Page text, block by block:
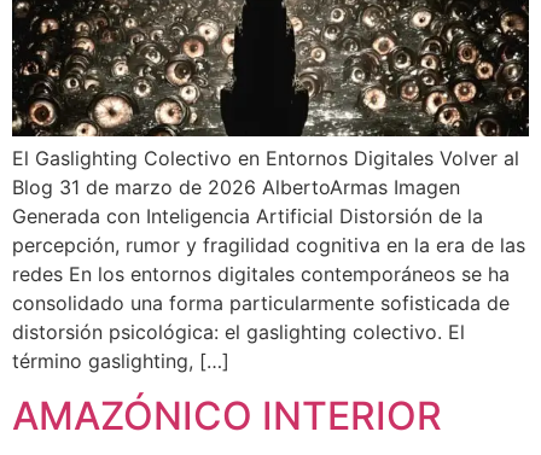
El Gaslighting Colectivo en Entornos Digitales Volver al
Blog 31 de marzo de 2026 AlbertoArmas Imagen
Generada con Inteligencia Artificial Distorsión de la
percepción, rumor y fragilidad cognitiva en la era de las
redes En los entornos digitales contemporáneos se ha
consolidado una forma particularmente sofisticada de
distorsión psicológica: el gaslighting colectivo. El
término gaslighting, […]
AMAZÓNICO INTERIOR